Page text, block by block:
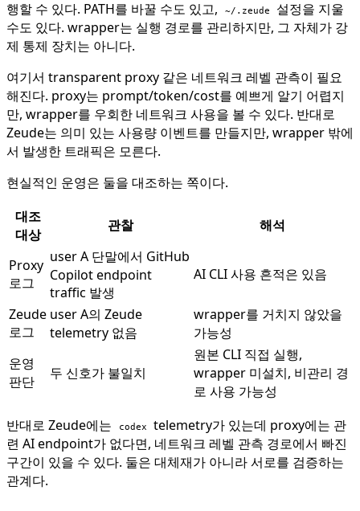
행할 수 있다. PATH를 바꿀 수도 있고, ~/.zeude
설정을 지울
수도 있다. wrapper는 실행 경로를 관리하지만, 그 자체가 강
제 통제 장치는 아니다.
여기서 transparent proxy 같은 네트워크 레벨 관측이 필요
해진다. proxy는 prompt/token/cost를 예쁘게 알기 어렵지
만, wrapper를 우회한 네트워크 사용을 볼 수 있다. 반대로
Zeude는 의미 있는 사용량 이벤트를 만들지만, wrapper 밖에
서 발생한 트래픽은 모른다.
현실적인 운영은 둘을 대조하는 쪽이다.
대조
대상
관찰 해석
Proxy
로그
user A 단말에서 GitHub
Copilot endpoint
traffic 발생
AI CLI 사용 흔적은 있음
Zeude
로그
user A의 Zeude
telemetry 없음
wrapper를 거치지 않았을
가능성
운영
판단
두 신호가 불일치
원본 CLI 직접 실행,
wrapper 미설치, 비관리 경
로 사용 가능성
반대로 Zeude에는
codex
telemetry가 있는데 proxy에는 관
련 AI endpoint가 없다면, 네트워크 레벨 관측 경로에서 빠진
구간이 있을 수 있다. 둘은 대체재가 아니라 서로를 검증하는
관계다.